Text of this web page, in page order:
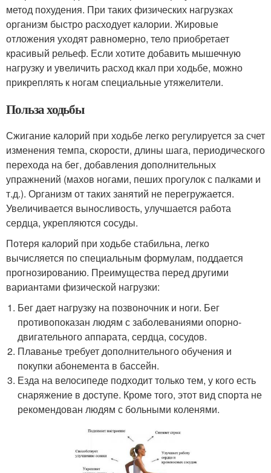
метод похудения. При таких физических нагрузках
организм быстро расходует калории. Жировые
отложения уходят равномерно, тело приобретает
красивый рельеф. Если хотите добавить мышечную
нагрузку и увеличить расход ккал при ходьбе, можно
прикреплять к ногам специальные утяжелители.
Польза ходьбы
Сжигание калорий при ходьбе легко регулируется за счет
изменения темпа, скорости, длины шага, периодического
перехода на бег, добавления дополнительных
упражнений (махов ногами, пеших прогулок с палками и
т.д.). Организм от таких занятий не перегружается.
Увеличивается выносливость, улучшается работа
сердца, укрепляются сосуды.
Потеря калорий при ходьбе стабильна, легко
вычисляется по специальным формулам, поддается
прогнозированию. Преимущества перед другими
вариантами физической нагрузки:
Бег дает нагрузку на позвоночник и ноги. Бег
противопоказан людям с заболеваниями опорно-
двигательного аппарата, сердца, сосудов.
Плаванье требует дополнительного обучения и
покупки абонемента в бассейн.
Езда на велосипеде подходит только тем, у кого есть
снаряжение в доступе. Кроме того, этот вид спорта не
рекомендован людям с больными коленями.